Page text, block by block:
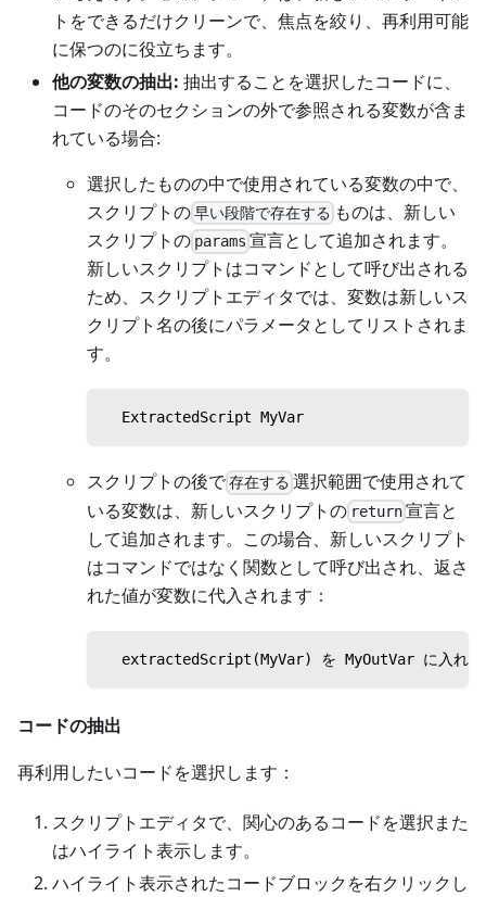
トをできるだけクリーンで、焦点を絞り、再利用可能
に保つのに役立ちます。
他の変数の抽出: 抽出することを選択したコードに、
コードのそのセクションの外で参照される変数が含ま
れている場合:
選択したものの中で使用されている変数の中で、
スクリプトの早い段階で存在する ものは、新しい
スクリプトの params 宣言として追加されます。
新しいスクリプトはコマンドとして呼び出される
ため、スクリプトエディタでは、変数は新しいス
クリプト名の後にパラメータとしてリストされま
す。
  ExtractedScript MyVar
スクリプトの後で存在する 選択範囲で使用されて
いる変数は、新しいスクリプトの return 宣言と
して追加されます。この場合、新しいスクリプト
はコマンドではなく関数として呼び出され、返さ
れた値が変数に代入されます：
  extractedScript(MyVar) を MyOutVar に入れる
コードの抽出
再利用したいコードを選択します：
スクリプトエディタで、関心のあるコードを選択また
はハイライト表示します。
ハイライト表示されたコードブロックを右クリックし